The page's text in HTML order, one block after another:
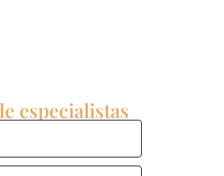
especialistas